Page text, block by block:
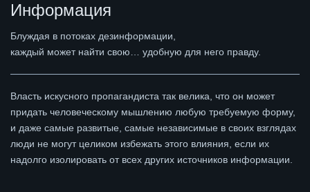
Информация
Блуждая в потоках дезинформации,
каждый может найти свою… удобную для него правду.
Власть искусного пропагандиста так велика, что он может
придать человеческому мышлению любую требуемую форму,
и даже самые развитые, самые независимые в своих взглядах
люди не могут целиком избежать этого влияния, если их
надолго изолировать от всех других источников информации.